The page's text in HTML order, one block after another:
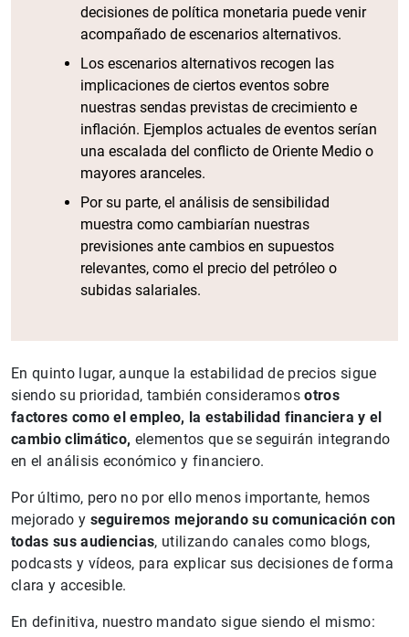
decisiones de política monetaria puede venir
acompañado de escenarios alternativos.
Los escenarios alternativos recogen las
implicaciones de ciertos eventos sobre
nuestras sendas previstas de crecimiento e
inflación. Ejemplos actuales de eventos serían
una escalada del conflicto de Oriente Medio o
mayores aranceles.
Por su parte, el análisis de sensibilidad
muestra como cambiarían nuestras
previsiones ante cambios en supuestos
relevantes, como el precio del petróleo o
subidas salariales.
En quinto lugar, aunque la estabilidad de precios sigue
siendo su prioridad, también consideramosotros
factores como el empleo, la estabilidad financiera y el
cambio climático, elementos que se seguirán integrando
en el análisis económico y financiero.
Por último, pero no por ello menos importante, hemos
mejorado y seguiremos mejorando su comunicación con
todas sus audiencias, utilizando canales como blogs,
podcasts y vídeos, para explicar sus decisiones de forma
clara y accesible.
En definitiva, nuestro mandato sigue siendo el mismo: